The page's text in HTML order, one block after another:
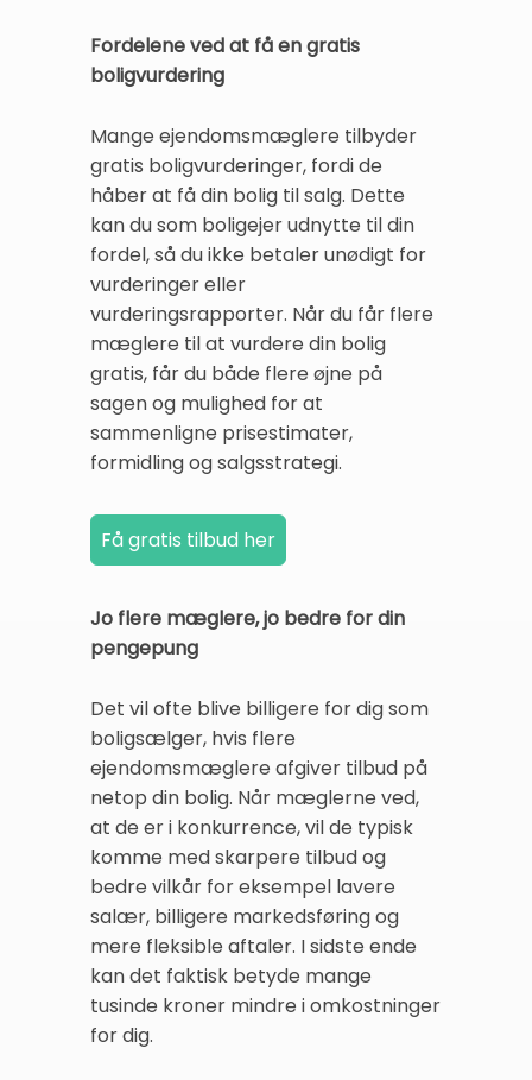
Fordelene ved at få en gratis
boligvurdering
Mange ejendomsmæglere tilbyder
gratis boligvurderinger, fordi de
håber at få din bolig til salg. Dette
kan du som boligejer udnytte til din
fordel, så du ikke betaler unødigt for
vurderinger eller
vurderingsrapporter. Når du får flere
mæglere til at vurdere din bolig
gratis, får du både flere øjne på
sagen og mulighed for at
sammenligne prisestimater,
formidling og salgsstrategi.
Jo flere mæglere, jo bedre for din
pengepung
Det vil ofte blive billigere for dig som
boligsælger, hvis flere
ejendomsmæglere afgiver tilbud på
netop din bolig. Når mæglerne ved,
at de er i konkurrence, vil de typisk
komme med skarpere tilbud og
bedre vilkår for eksempel lavere
salær, billigere markedsføring og
mere fleksible aftaler. I sidste ende
kan det faktisk betyde mange
tusinde kroner mindre i omkostninger
for dig.